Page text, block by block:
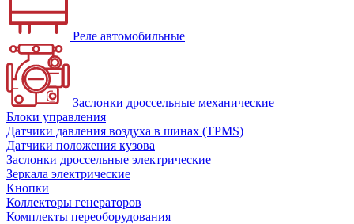
Реле автомобильные
Заслонки дроссельные механические
Блоки управления
Датчики давления воздуха в шинах (TPMS)
Датчики положения кузова
Заслонки дроссельные электрические
Зеркала электрические
Кнопки
Коллекторы генераторов
Комплекты переоборудования